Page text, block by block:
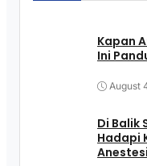
Kapan
Ini
August
Di Balik
Hadapi
Anestesi